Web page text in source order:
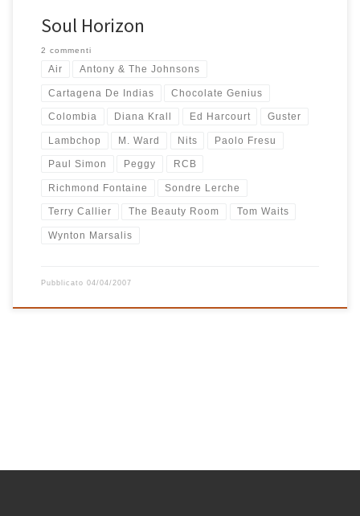
Soul Horizon
2 commenti
Air Antony & The Johnsons
Cartagena De Indias Chocolate Genius
Colombia Diana Krall Ed Harcourt Guster
Lambchop M. Ward Nits Paolo Fresu
Paul Simon Peggy RCB
Richmond Fontaine Sondre Lerche
Terry Callier The Beauty Room Tom Waits
Wynton Marsalis
Pubblicato 04/04/2007